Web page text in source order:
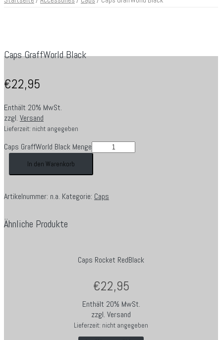
Caps GraffWorld Black
€22,95
Enthält 20% MwSt.
zzgl. Versand
Lieferzeit: nicht angegeben
Caps GraffWorld Black Menge
In den Warenkorb
Artikelnummer: n.a. Kategorie: Caps
Ähnliche Produkte
Caps Rocket RedBlack
€22,95
Enthält 20% MwSt.
zzgl. Versand
Lieferzeit: nicht angegeben